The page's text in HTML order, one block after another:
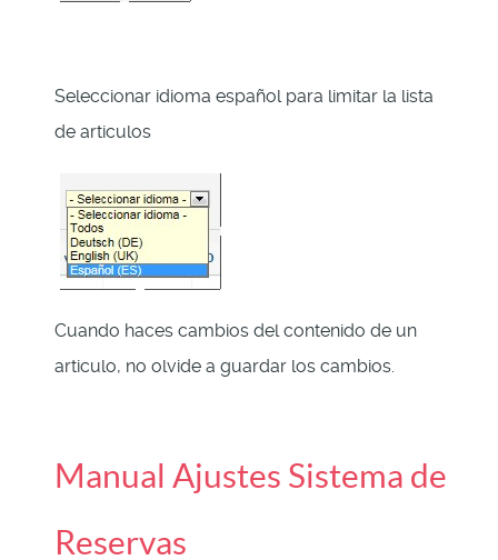
Seleccionar idioma español para limitar la lista
de articulos
Cuando haces cambios del contenido de un
articulo, no olvide a guardar los cambios.
Manual Ajustes Sistema de
Reservas